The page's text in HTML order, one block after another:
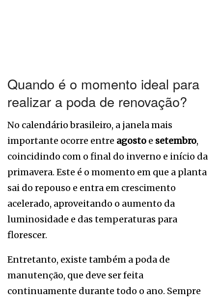
Quando é o momento ideal para
realizar a poda de renovação?
No calendário brasileiro, a janela mais
importante ocorre entre agosto e setembro,
coincidindo com o final do inverno e início da
primavera. Este é o momento em que a planta
sai do repouso e entra em crescimento
acelerado, aproveitando o aumento da
luminosidade e das temperaturas para
florescer.
Entretanto, existe também a poda de
manutenção, que deve ser feita
continuamente durante todo o ano. Sempre